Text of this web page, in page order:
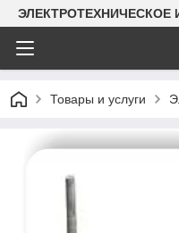
ЭЛЕКТРОТЕХНИЧЕСКОЕ
Товары и услуги